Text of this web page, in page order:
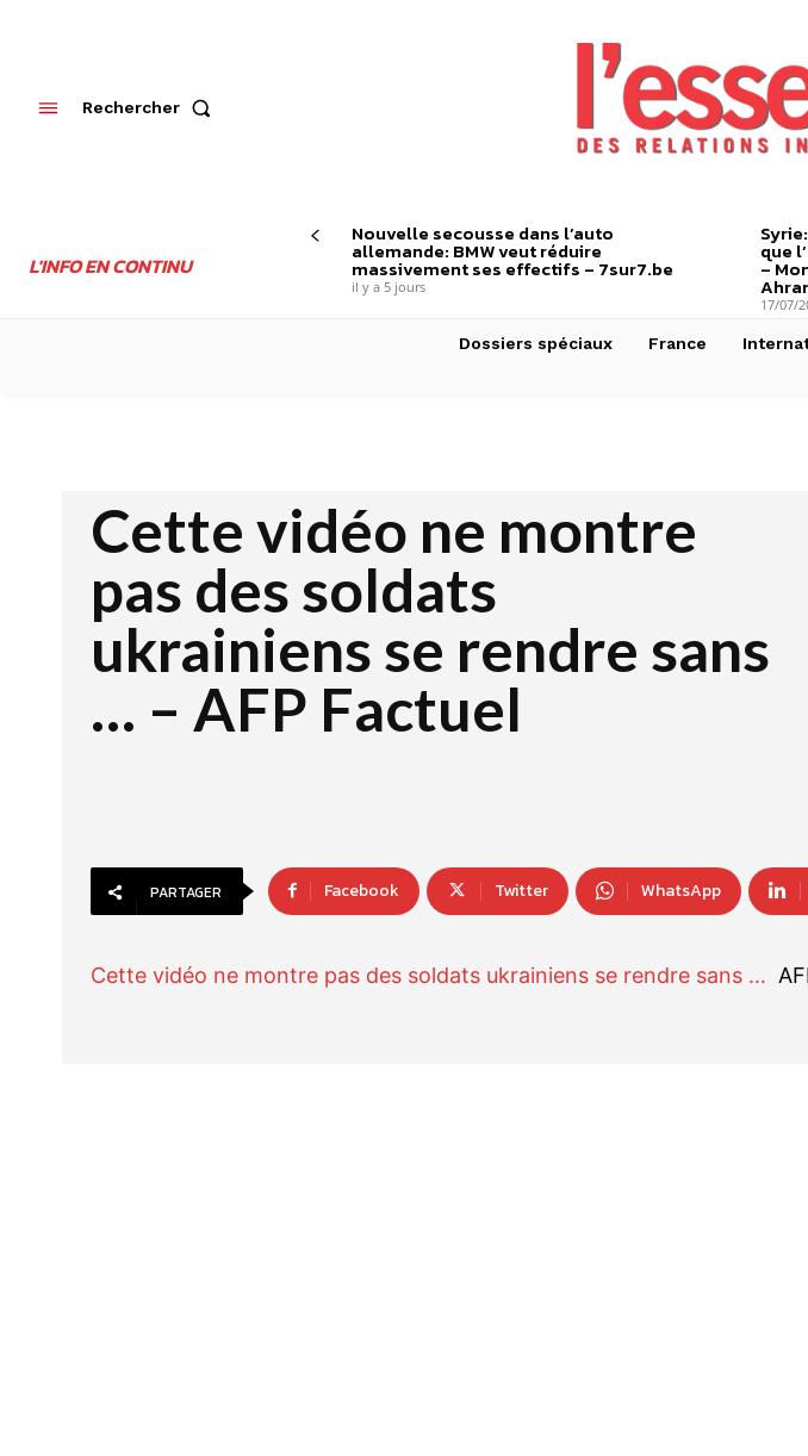
Rechercher
L'INFO EN CONTINU
Nouvelle secousse dans l’auto
allemande: BMW veut réduire
massivement ses effectifs – 7sur7.be
il y a 5 jours
que
–
17/07/
Dossiers spéciaux France
Cette vidéo ne montre
pas des soldats
ukrainiens se rendre sans
… – AFP Factuel
PARTAGER Facebook Twitter WhatsApp
Cette vidéo ne montre pas des soldats ukrainiens se rendre sans …